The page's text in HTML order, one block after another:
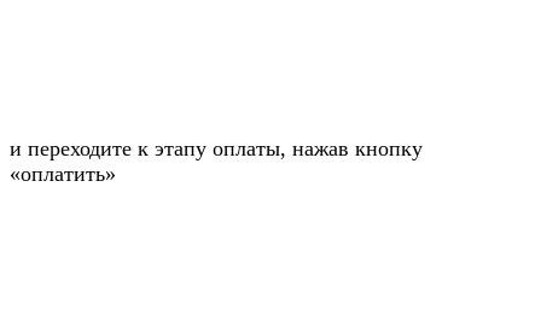
и переходите к этапу оплаты, нажав кнопку
«оплатить»